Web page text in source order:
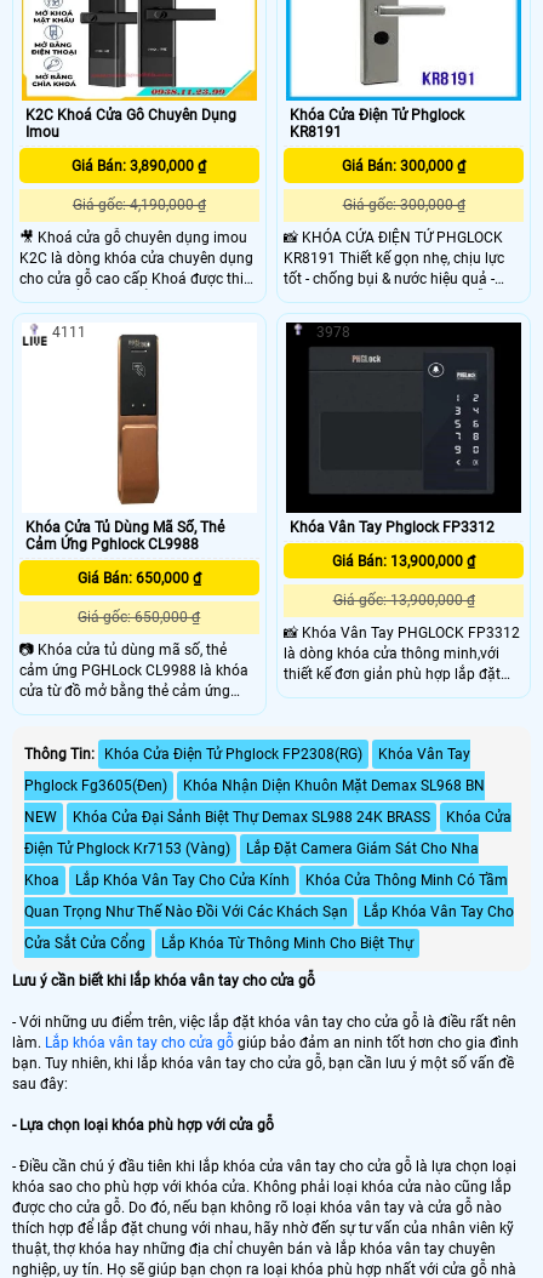
thể hoàn toàn an tâm về chất lượng.
K2C Khoá Cửa Gỗ Chuyên Dụng
Imou
Giá Bán: 3,890,000 ₫
Giá gốc: 4,190,000 ₫
🎥 Khoá cửa gỗ chuyên dụng imou
K2C là dòng khóa cửa chuyên dụng
cho cửa gỗ cao cấp Khoá được thiết
kế với kiểu dáng thẳng cong, phủ
lớp sơn bóng cao cấp tạo sự sang
trọng, tinh tế cho căn nhà.sản phẩm
hỗ trợ 6 phương thức mở cửa thông
minh.Imou K2C cho phép người
dùng có 6 cách mở cửa vô cùng tiện
lợi: Mở khoá bằng mật khẩu số trên
bàn phím cảm ứng Mở khoá bằng
dấu vân tay. Máy quét vân tay nằm
ở tay nắm cửa, có khả năng nhận
diện vân tay 360 độ và được làm với
chất liệu chống mòn Mở khoá bằng
Khóa Cửa Điện Tử Phglock
KR8191
Giá Bán: 300,000 ₫
Giá gốc: 300,000 ₫
📸 KHÓA CỬA ĐIỆN TỬ PHGLOCK
KR8191 Thiết kế gọn nhẹ, chịu lực
tốt - chống bụi & nước hiệu quả -
Đảm bảo an ninh chặt chẽ. Mẫu mã
đa dạng, bảo hành lâu dài - Đổi trả
linh hoạt trong 7 ngày - Giao hàng
siêu tốc. An toàn nhất hiện nay.
Công nghệ mới nhất. Chống trộm,
chống cạy. Sang trọng đẳng cấp.
Khóa Cửa Tủ Dùng Mã Số, Thẻ
Cảm Ứng Pghlock CL9988
Giá Bán: 650,000 ₫
Giá gốc: 650,000 ₫
📷 Khóa cửa tủ dùng mã số, thẻ
cảm ứng PGHLock CL9988 là khóa
cửa từ đồ mở bằng thẻ cảm ứng
chất lượng, chính hãng. Được thiết
hợp kim siêu chắc chắn
4111
Khóa Vân Tay Phglock FP3312
Giá Bán: 13,900,000 ₫
Giá gốc: 13,900,000 ₫
📸 Khóa Vân Tay PHGLOCK FP3312
là dòng khóa cửa thông minh,với
thiết kế đơn giản phù hợp lắp đặt
cho các khách sạn,văn phòng thiết
3978
Thông Tin: Khóa Cửa Điện Tử Phglock FP2308(RG)
Khóa Vân Tay
Phglock Fg3605(Đen)
Khóa Nhận Diện Khuôn Mặt Demax SL968 BN
NEW
Khóa Cửa Đại Sảnh Biệt Thự Demax SL988 24K BRASS
Khóa Cửa
Điện Tử Phglock Kr7153 (Vàng)
Lắp Đặt Camera Giám Sát Cho Nha
Khoa
Lắp Khóa Vân Tay Cho Cửa Kính
Khóa Cửa Thông Minh Có Tầm
Quan Trọng Như Thế Nào Đồi Với Các Khách Sạn
Lắp Khóa Vân Tay Cho
Cửa Sắt Cửa Cổng
Lắp Khóa Từ Thông Minh Cho Biệt Thự
Lưu ý cần biết khi lắp khóa vân tay cho cửa gỗ
- Với những ưu điểm trên, việc lắp đặt khóa vân tay cho cửa gỗ là điều rất nên
làm. Lắp khóa vân tay cho cửa gỗ giúp bảo đảm an ninh tốt hơn cho gia đình
bạn. Tuy nhiên, khi lắp khóa vân tay cho cửa gỗ, bạn cần lưu ý một số vấn đề
sau đây:
- Lựa chọn loại khóa phù hợp với cửa gỗ
- Điều cần chú ý đầu tiên khi lắp khóa cửa vân tay cho cửa gỗ là lựa chọn loại
khóa sao cho phù hợp với khóa cửa. Không phải loại khóa cửa nào cũng lắp
được cho cửa gỗ. Do đó, nếu bạn không rõ loại khóa vân tay và cửa gỗ nào
thích hợp để lắp đặt chung với nhau, hãy nhờ đến sự tư vấn của nhân viên kỹ
thuật, thợ khóa hay những địa chỉ chuyên bán và lắp khóa vân tay chuyên
nghiệp, uy tín. Họ sẽ giúp bạn chọn ra loại khóa phù hợp nhất với cửa gỗ nhà